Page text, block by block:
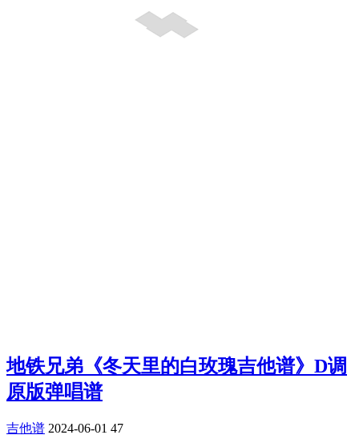
地铁兄弟《冬天里的白玫瑰吉他谱》D调
原版弹唱谱
吉他谱 2024-06-01 47